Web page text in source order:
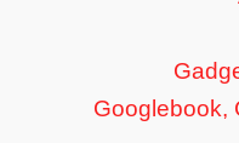
Googlebook,